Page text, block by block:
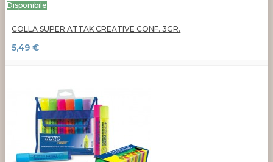
Disponibile
COLLA SUPER ATTAK CREATIVE CONF. 3GR.
5,49 €